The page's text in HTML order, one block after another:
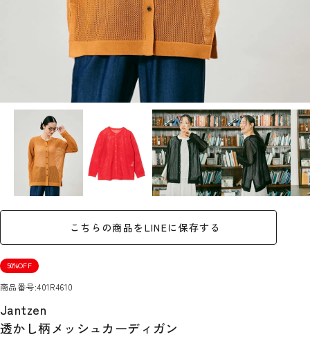
こちらの商品をLINEに保存する
50%OFF
商品番号 401R4610
Jantzen
透かし柄メッシュカーディガン